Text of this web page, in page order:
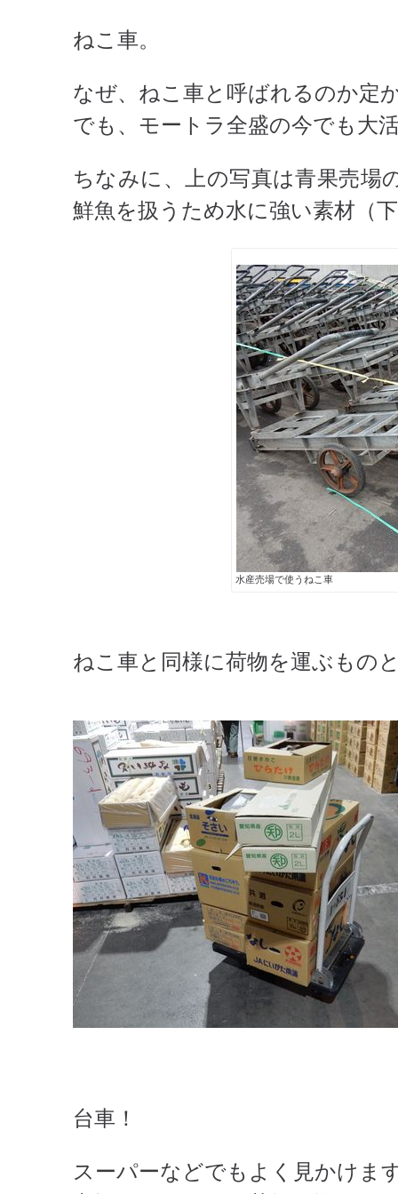
ねこ車。
なぜ、ねこ車と呼ばれるのか定
でも、モートラ全盛の今でも大
ちなみに、上の写真は青果売場
鮮魚を扱うため水に強い素材（
水産売場で使うねこ車
ねこ車と同様に荷物を運ぶもの
台車！
スーパーなどでもよく見かけま